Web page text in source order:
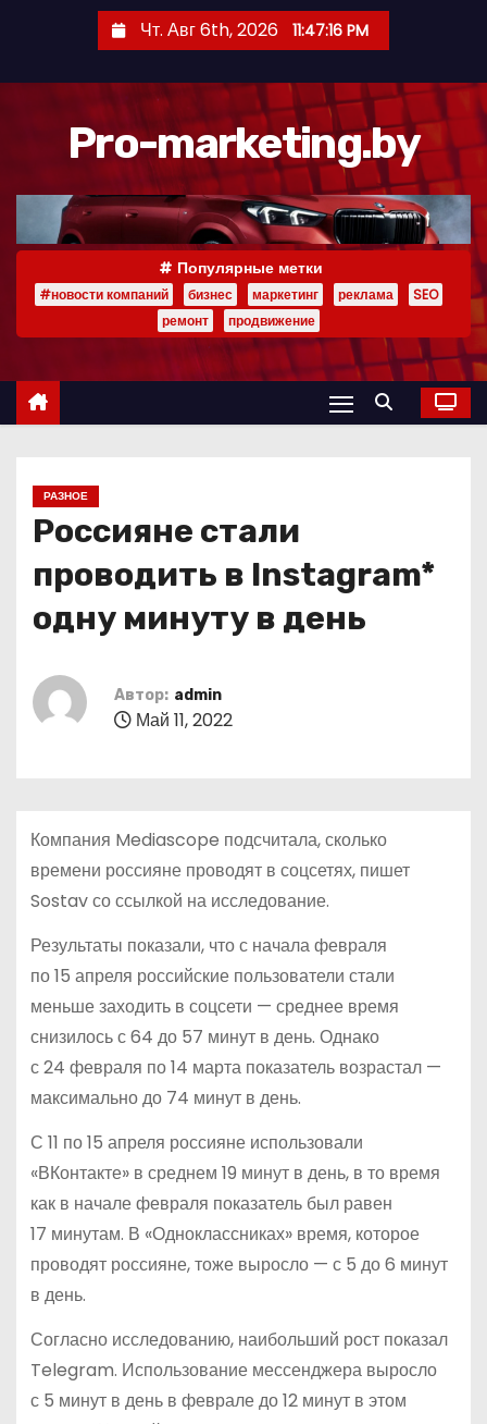
р
Чт. Авг 6th, 2026 11:47:17 PM
Pro-marketing.by
Популярные метки
#новости компаний бизнес маркетинг реклама
SEO
ремонт
продвижение
РАЗНОЕ
Россияне стали
проводить в Instagram*
одну минуту в день
Автор: admin
Май 11, 2022
Компания Mediascope подсчитала, сколько
времени россияне проводят в соцсетях, пишет
Sostav со ссылкой на исследование.
Результаты показали, что с начала февраля
по 15 апреля российские пользователи стали
меньше заходить в соцсети — среднее время
снизилось с 64 до 57 минут в день. Однако
с 24 февраля по 14 марта показатель возрастал —
максимально до 74 минут в день.
С 11 по 15 апреля россияне использовали
«ВКонтакте» в среднем 19 минут в день, в то время
как в начале февраля показатель был равен
17 минутам. В «Одноклассниках» время, которое
проводят россияне, тоже выросло — с 5 до 6 минут
в день.
Согласно исследованию, наибольший рост показал
Telegram. Использование мессенджера выросло
с 5 минут в день в феврале до 12 минут в этом